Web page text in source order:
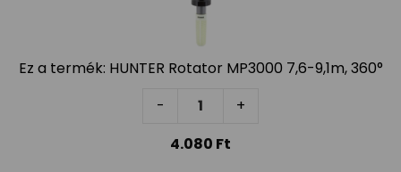
Ez a termék: HUNTER Rotator MP3000 7,6-9,1m, 360°
-
HUNTER Rotator MP3000 7,6-
+
4.080 Ft